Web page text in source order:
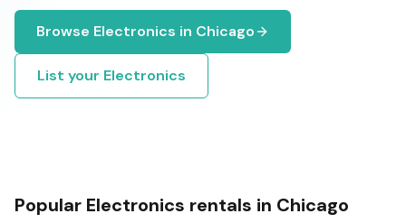
Browse Electronics in Chicago
List your Electronics
Popular Electronics rentals in Chicago